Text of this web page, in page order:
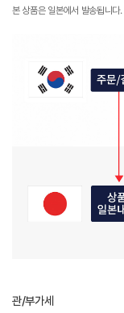
본 상품은 일본에서 발송됩니
관/부가세